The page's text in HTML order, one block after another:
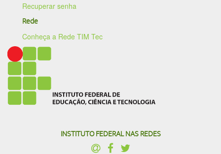
Recuperar senha
Rede
Conheça a Rede TIM Tec
INSTITUTO FEDERAL NAS REDES